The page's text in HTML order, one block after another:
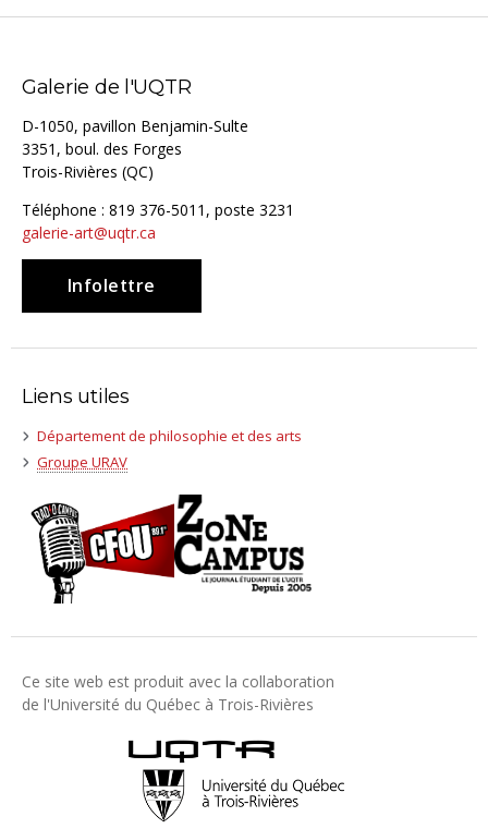
Galerie de l'UQTR
D-1050, pavillon Benjamin-Sulte
3351, boul. des Forges
Trois-Rivières (QC)
Téléphone : 819 376-5011, poste 3231
galerie-art@uqtr.ca
Infolettre
Liens utiles
Département de philosophie et des arts
Groupe URAV(nouvelle
fenêtre)
Ce site web est produit avec la collaboration
de l'Université du Québec à Trois-Rivières